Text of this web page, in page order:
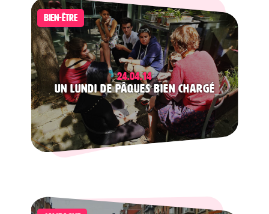
BIEN-ÊTRE
24.04.14
Un lundi de Pâques bien chargé